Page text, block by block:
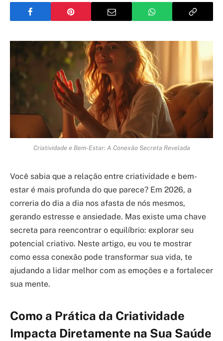
Criatividade e Bem-Estar: A Conexão Secreta Revelada
Você sabia que a relação entre criatividade e bem-
estar é mais profunda do que parece? Em 2026, a
correria do dia a dia nos afasta de nós mesmos,
gerando estresse e ansiedade. Mas existe uma chave
secreta para reencontrar o equilíbrio: explorar seu
potencial criativo. Neste artigo, eu vou te mostrar
como essa conexão pode transformar sua vida, te
ajudando a lidar melhor com as emoções e a fortalecer
sua mente.
Como a Prática da Criatividade
Impacta Diretamente na Sua Saúde